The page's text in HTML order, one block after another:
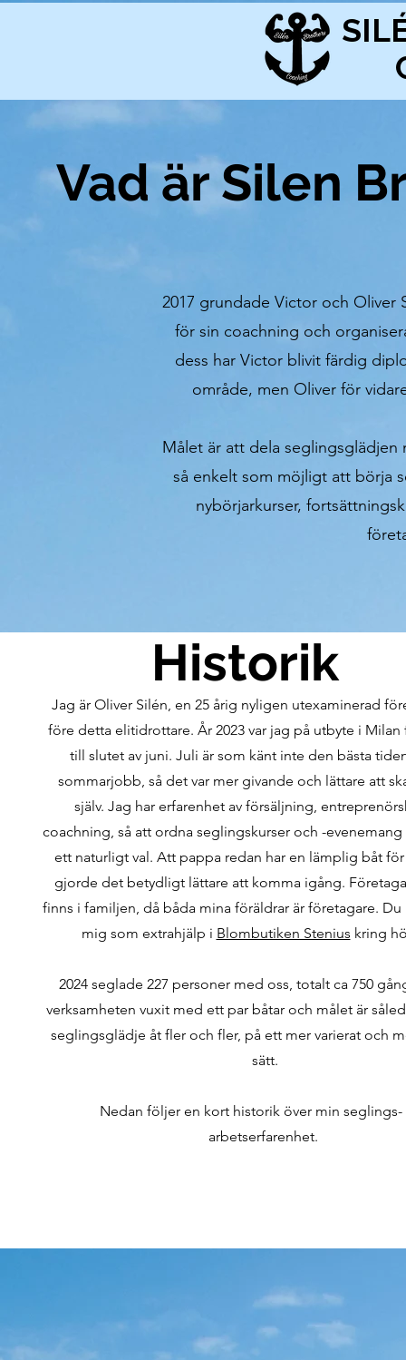
Vad är Silen
2017 grundade Victor och
för sin coachning och
dess har Victor blivit färdig
område, men Oliver för
Målet är att dela
så enkelt som möjligt att börja
nybörjarkurser,
Historik
Jag är Oliver Silén, en 25 årig nyligen utexaminerad
före detta elitidrottare. År 2023 var jag på utbyte i Milan
till slutet av juni. Juli är som känt inte den bästa
sommarjobb, så det var mer givande och lättare att
själv. Jag har erfarenhet av försäljning,
coachning, så att ordna seglingskurser och -
ett naturligt val. Att pappa redan har en lämplig båt
gjorde det betydligt lättare att komma igång.
finns i familjen, då båda mina föräldrar är företagare. Du
mig som extrahjälp i Blombutiken Stenius kring
2024 seglade 227 personer med oss, totalt ca 750
verksamheten vuxit med ett par båtar och målet är
seglingsglädje åt fler och fler, på ett mer varierat och
sätt.
Nedan följer en kort historik över min seglings-
arbetserfarenhet.